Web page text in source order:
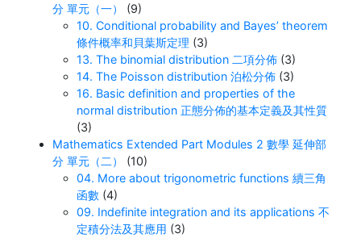
分 單元（一）
(9)
10. Conditional probability and Bayes’ theorem
條件概率和貝葉斯定理 (3)
13. The binomial distribution 二項分佈 (3)
14. The Poisson distribution 泊松分佈 (3)
16. Basic definition and properties of the
normal distribution 正態分佈的基本定義及其性質
(3)
Mathematics Extended Part Modules 2 數學 延伸部
分 單元（二）
(10)
04. More about trigonometric functions 續三角
函數 (4)
09. Indefinite integration and its applications 不
定積分法及其應用 (3)